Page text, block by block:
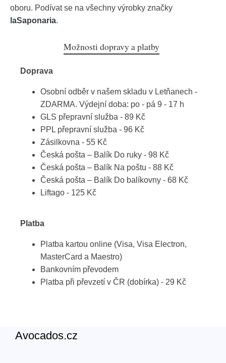
oboru. Podívat se na všechny výrobky značky
laSaponaria.
Možnosti dopravy a platby
Doprava
Osobní odběr v našem skladu v Letňanech -
ZDARMA. Výdejní doba: po - pá 9 - 17 h
GLS přepravní služba - 89 Kč
PPL přepravní služba - 96 Kč
Zásilkovna - 55 Kč
Česká pošta – Balík Do ruky - 98 Kč
Česká pošta – Balík Na poštu - 88 Kč
Česká pošta – Balík Do balíkovny - 68 Kč
Liftago - 125 Kč
Platba
Platba kartou online (Visa, Visa Electron,
MasterCard a Maestro)
Bankovním převodem
Platba při převzetí v ČR (dobírka) - 29 Kč
Avocados.cz